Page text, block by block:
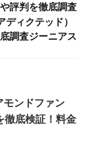
評判を徹底調査
ィクテッド）
調査ジーニアス
ンドファン
徹底検証！料金